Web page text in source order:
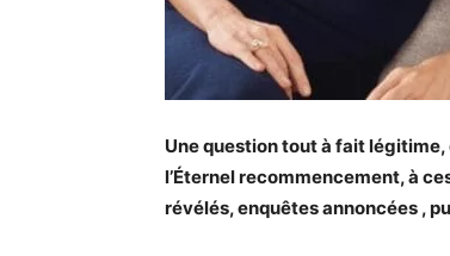
Une question tout à fait
l’Éternel recommencement, à
révélés, enquêtes annoncées ,